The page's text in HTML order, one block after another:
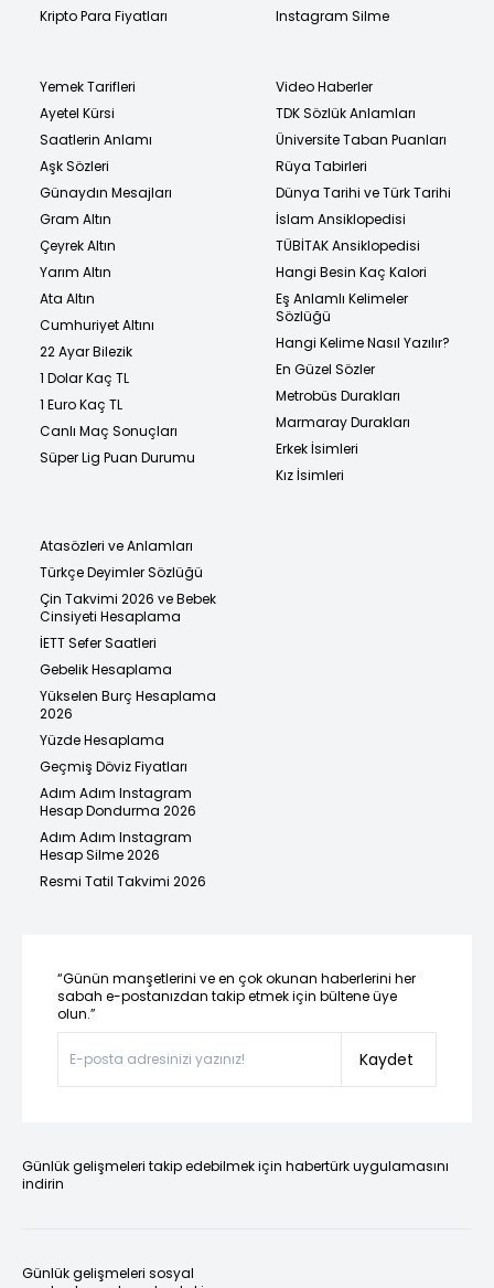
Kripto Para Fiyatları
Instagram Silme
Yemek Tarifleri
Ayetel Kürsi
Saatlerin Anlamı
Aşk Sözleri
Günaydın Mesajları
Gram Altın
Çeyrek Altın
Yarım Altın
Ata Altın
Cumhuriyet Altını
22 Ayar Bilezik
1 Dolar Kaç TL
1 Euro Kaç TL
Canlı Maç Sonuçları
Süper Lig Puan Durumu
Video Haberler
TDK Sözlük Anlamları
Üniversite Taban Puanları
Rüya Tabirleri
Dünya Tarihi ve Türk Tarihi
İslam Ansiklopedisi
TÜBİTAK Ansiklopedisi
Hangi Besin Kaç Kalori
Eş Anlamlı Kelimeler
Sözlüğü
Hangi Kelime Nasıl Yazılır?
En Güzel Sözler
Metrobüs Durakları
Marmaray Durakları
Erkek İsimleri
Kız İsimleri
Atasözleri ve Anlamları
Türkçe Deyimler Sözlüğü
Çin Takvimi 2026 ve Bebek
Cinsiyeti Hesaplama
İETT Sefer Saatleri
Gebelik Hesaplama
Yükselen Burç Hesaplama
2026
Yüzde Hesaplama
Geçmiş Döviz Fiyatları
Adım Adım Instagram
Hesap Dondurma 2026
Adım Adım Instagram
Hesap Silme 2026
Resmi Tatil Takvimi 2026
“Günün manşetlerini ve en çok okunan haberlerini her
sabah e-postanızdan takip etmek için bültene üye
olun.”
Kaydet
Günlük gelişmeleri takip edebilmek için habertürk uygulamasını
indirin
Günlük gelişmeleri sosyal